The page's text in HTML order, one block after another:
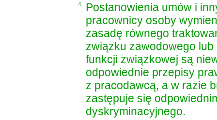
4.
Postanowienia umów i
pracownicy osoby
zasadę równego
związku zawodowego
funkcji związkowej są
odpowiednie przepisy
z pracodawcą, a w razie
zastępuje się
dyskryminacyjnego.